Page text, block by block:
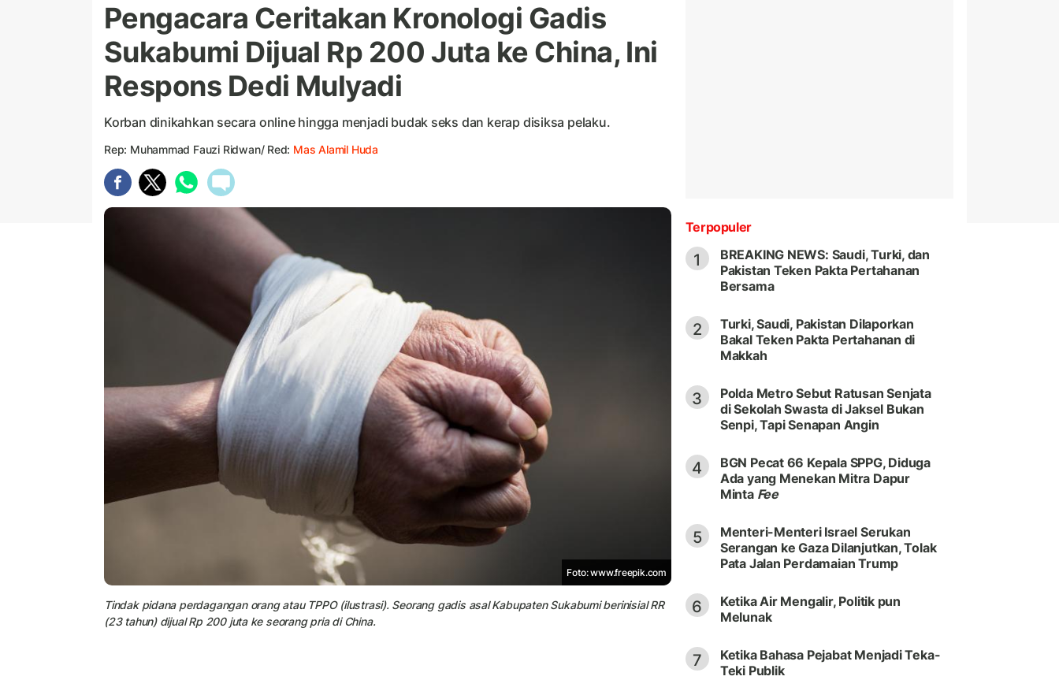
Pengacara Ceritakan Kronologi Gadis
Sukabumi Dijual Rp 200 Juta ke China, Ini
Respons Dedi Mulyadi
Korban dinikahkan secara online hingga menjadi budak seks dan kerap disiksa pelaku.
Rep: Muhammad Fauzi Ridwan/ Red: Mas Alamil Huda
Foto: www.freepik.com
Tindak pidana perdagangan orang atau TPPO (ilustrasi). Seorang gadis asal Kabupaten Sukabumi berinisial RR
(23 tahun) dijual Rp 200 juta ke seorang pria di China.
Terpopuler
1
BREAKING NEWS: Saudi, Turki, dan
Pakistan Teken Pakta Pertahanan
Bersama
2
Turki, Saudi, Pakistan Dilaporkan
Bakal Teken Pakta Pertahanan di
Makkah
3
Polda Metro Sebut Ratusan Senjata
di Sekolah Swasta di Jaksel Bukan
Senpi, Tapi Senapan Angin
4
BGN Pecat 66 Kepala SPPG, Diduga
Ada yang Menekan Mitra Dapur
Minta Fee
5
Menteri-Menteri Israel Serukan
Serangan ke Gaza Dilanjutkan, Tolak
Pata Jalan Perdamaian Trump
6
Ketika Air Mengalir, Politik pun
Melunak
7
Ketika Bahasa Pejabat Menjadi Teka-
Teki Publik